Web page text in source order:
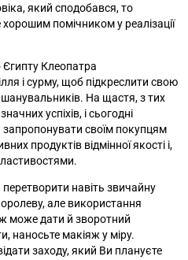
який сподобався, то
помічником у реалізації
Клеопатра
і сурму, щоб підкреслити свою
На щастя, з тих
успіхів, і сьогодні
своїм покупцям
продуктів відмінної якості і,
навіть звичайну
але використання
може дати й зворотний
наносьте макіяж у міру.
заходу, який Ви плануєте